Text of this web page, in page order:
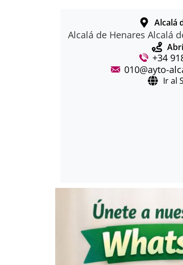
Alcalá
Alcalá de Henares Alcalá
+34
010@ayto-
Ir al